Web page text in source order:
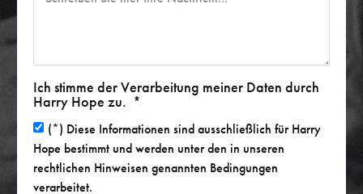
Ich stimme der Verarbeitung meiner Daten durch
Harry Hope zu.
(*) Diese Informationen sind ausschließlich für Harry
Hope bestimmt und werden unter den in unseren
rechtlichen Hinweisen genannten Bedingungen
verarbeitet.